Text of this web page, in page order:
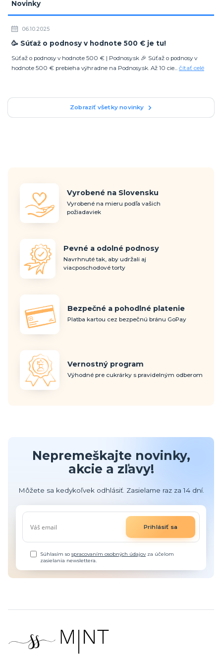
Novinky
06.10.2025
🥳 Súťaž o podnosy v hodnote 500 € je tu!
Súťaž o podnosy v hodnote 500 € | Podnosy.sk 🎉 Súťaž o podnosy v
hodnote 500 € prebieha výhradne na Podnosy.sk. Až 10 cie... čítať celé
Zobraziť všetky novinky
Vyrobené na Slovensku
Vyrobené na mieru podľa vašich
požiadaviek
Pevné a odolné podnosy
Navrhnuté tak, aby udržali aj
viacposchodové torty
Bezpečné a pohodlné platenie
Platba kartou cez bezpečnú bránu GoPay
Vernostný program
Výhodné pre cukrárky s pravidelným odberom
Nepremeškajte novinky,
akcie a zľavy!
Môžete sa kedykoľvek odhlásiť. Zasielame raz za 14 dní.
Prihlásiť sa
Súhlasím sospracovaním osobných údajovza účelom
zasielania newslettera.